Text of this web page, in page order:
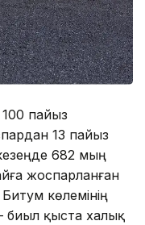
пайыз
13 пайыз
682 мың
жоспарланған
көлемінің
– биыл қыста халық